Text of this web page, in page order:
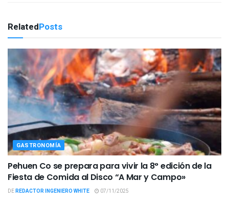
RelatedPosts
GASTRONOMÍA
Pehuen Co se prepara para vivir la 8° edición de la
Fiesta de Comida al Disco “A Mar y Campo»
DEREDACTOR INGENIERO WHITE 07/11/2025